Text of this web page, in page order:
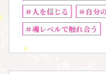
＃人を信じる
＃自分
＃魂レベルで触れ合う